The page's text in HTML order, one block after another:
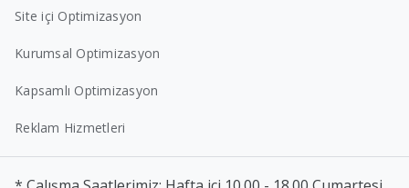
Site içi Optimizasyon
Kurumsal Optimizasyon
Kapsamlı Optimizasyon
Reklam Hizmetleri